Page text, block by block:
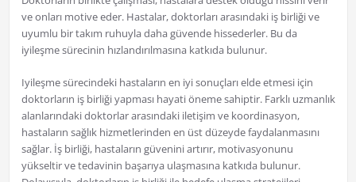
ve onları motive eder. Hastalar, doktorları arasındaki iş birliği ve
uyumlu bir takım ruhuyla daha güvende hissederler. Bu da
iyileşme sürecinin hızlandırılmasına katkıda bulunur.
Iyileşme sürecindeki hastaların en iyi sonuçları elde etmesi için
doktorların iş birliği yapması hayati öneme sahiptir. Farklı uzmanlık
alanlarındaki doktorlar arasındaki iletişim ve koordinasyon,
hastaların sağlık hizmetlerinden en üst düzeyde faydalanmasını
sağlar. İş birliği, hastaların güvenini artırır, motivasyonunu
yükseltir ve tedavinin başarıya ulaşmasına katkıda bulunur.